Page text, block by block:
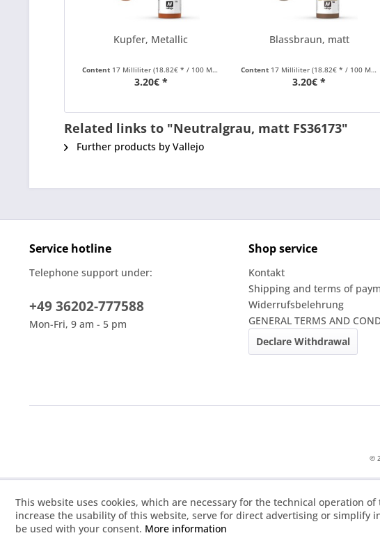
Kupfer, Metallic
Content 17 Milliliter (18.82€ * / 100 Milliliter)
3.20€ *
Blassbraun, matt
Content 17 Milliliter (18.82€ * / 100 Milliliter)
3.20€ *
Related links to "Neutralgrau, matt FS36173"
Further products by Vallejo
Service hotline
Telephone support under:
+49 36202-777588
Mon-Fri, 9 am - 5 pm
Shop service
Kontakt
Shipping and terms of
Widerrufsbelehrung
GENERAL TERMS AND
Declare Withdrawal
©
This website uses cookies, which are necessary for the technical operation
increase the usability of this website, serve for direct advertising or simplify
be used with your consent. More information